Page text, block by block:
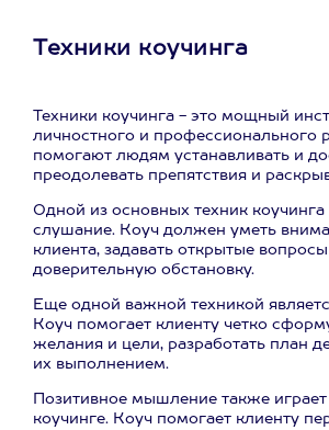
Техники коучинга
Техники коучинга - это мощный
личностного и профессионального
помогают людям устанавливать и
преодолевать препятствия и
Одной из основных техник коучинга
слушание. Коуч должен уметь
клиента, задавать открытые
доверительную обстановку.
Еще одной важной техникой
Коуч помогает клиенту четко
желания и цели, разработать план
их выполнением.
Позитивное мышление также
коучинге. Коуч помогает клиенту